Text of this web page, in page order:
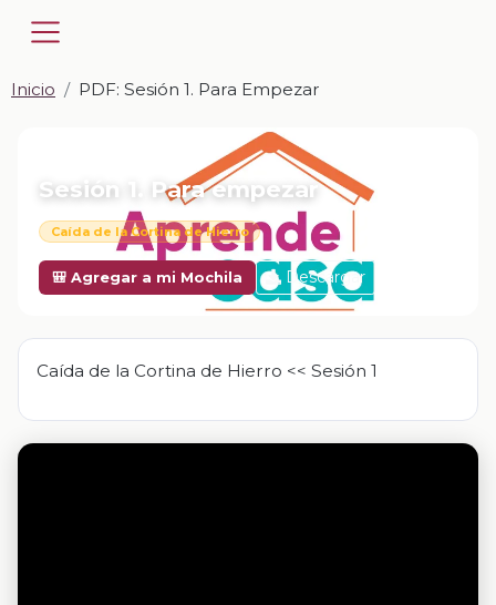
Inicio PDF: Sesión 1. Para Empezar
Sesión 1. Para empezar
Caída de la Cortina de Hierro
🎒 Agregar a mi Mochila Descargar
Caída de la Cortina de Hierro << Sesión 1